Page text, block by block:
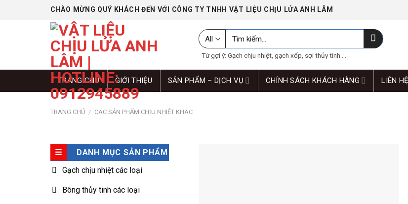
CHÀO MỪNG QUÝ KHÁCH ĐẾN VỚI CÔNG TY TNHH VẬT LIỆU CHỊU LỬA ANH LÂM
Tìm
Từ gợi ý: Gạch chịu nhiệt, gạch xốp, sợi thủy tinh....
TRANG CHỦ GIỚI THIỆU SẢN PHẨM – DỊCH VỤ CHÍNH SÁCH KHÁCH HÀNG LIÊN HỆ
TRANG CHỦ / CÁC SẢN PHẨM CHỊU NHIỆT KHÁC
DANH MỤC SẢN PHẨM
Gạch chịu nhiệt các loại
Bông thủy tinh các loại